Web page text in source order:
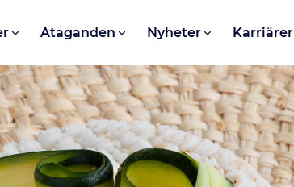
Ataganden Nyheter Karriärer